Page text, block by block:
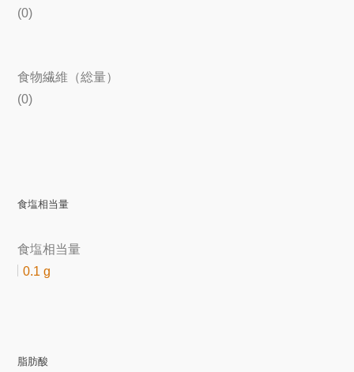
(0)
食物繊維（総量）
(0)
食塩相当量
食塩相当量
0.1 g
脂肪酸